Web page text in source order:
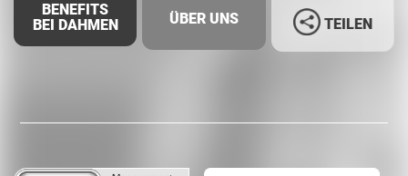
BENEFITS
BEI DAHMEN
ÜBER UNS TEILEN